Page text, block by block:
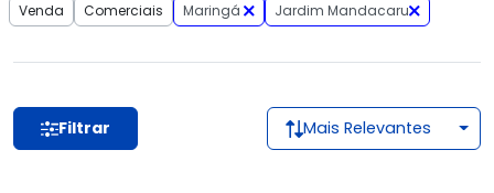
Venda Comerciais Maringá Jardim Mandacaru
Filtrar Mais Relevantes